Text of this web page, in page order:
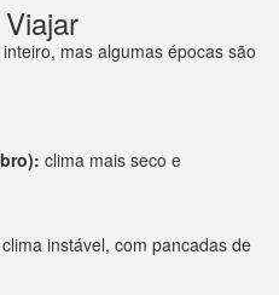
mas algumas épocas são
clima mais seco e
clima instável, com pancadas de